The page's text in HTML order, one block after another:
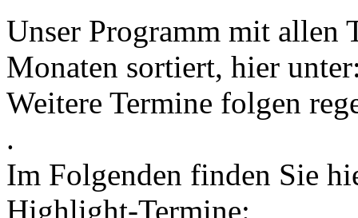
Unser Programm mit allen
Monaten sortiert, hier
Weitere Termine folgen
.
Im Folgenden finden Sie
Highlight-Termine: